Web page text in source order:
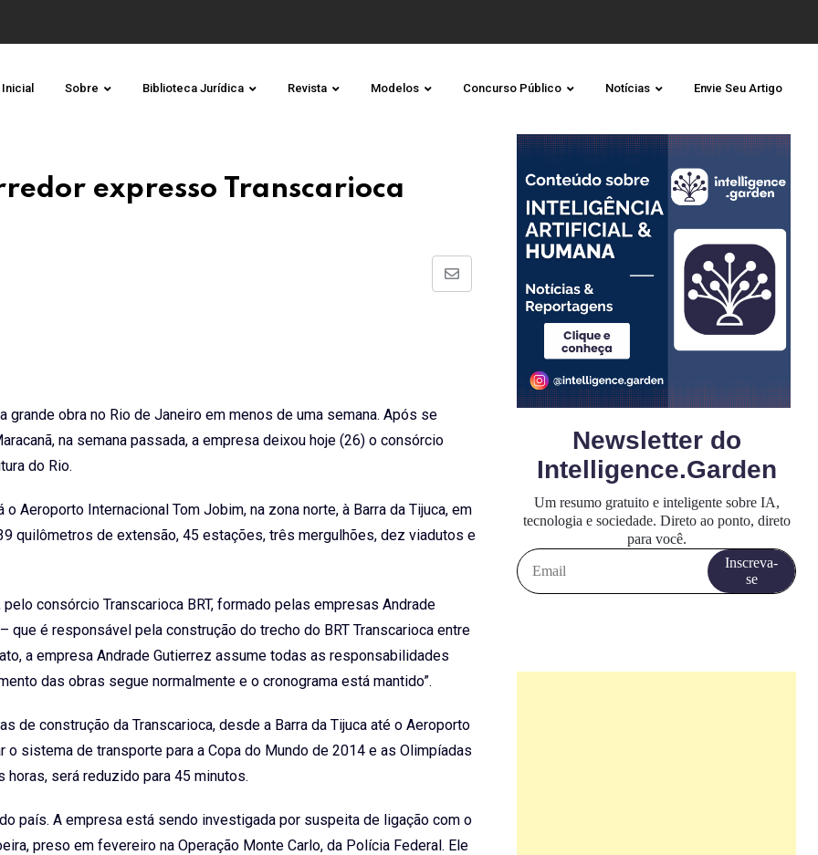
Sobre Biblioteca Jurídica Revista Modelos Concurso Público Notícias Envie Seu Artigo
expresso Transcarioca
Share
obra no Rio de Janeiro em menos de uma semana. Após se
na semana passada, a empresa deixou hoje (26) o consórcio
do Rio.
Internacional Tom Jobim, na zona norte, à Barra da Tijuca, em
quilômetros de extensão, 45 estações, três mergulhões, dez viadutos e
consórcio Transcarioca BRT, formado pelas empresas Andrade
que é responsável pela construção do trecho do BRT Transcarioca entre
a empresa Andrade Gutierrez assume todas as responsabilidades
das obras segue normalmente e o cronograma está mantido”.
de construção da Transcarioca, desde a Barra da Tijuca até o Aeroporto
o sistema de transporte para a Copa do Mundo de 2014 e as Olimpíadas
será reduzido para 45 minutos.
país. A empresa está sendo investigada por suspeita de ligação com o
preso em fevereiro na Operação Monte Carlo, da Polícia Federal. Ele